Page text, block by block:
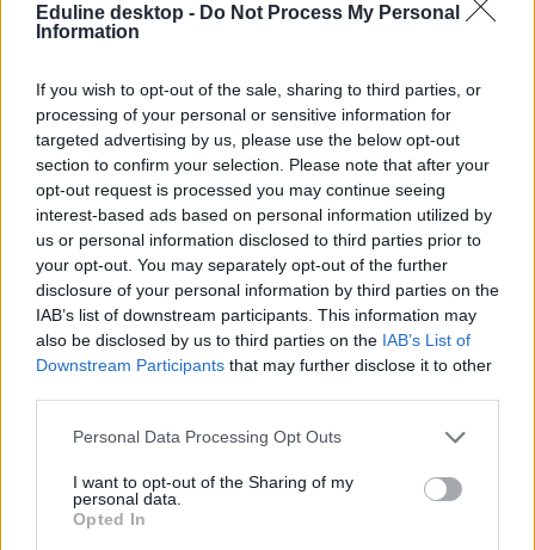
Eduline desktop - Do Not Process My Personal
Information
If you wish to opt-out of the sale, sharing to third parties, or
processing of your personal or sensitive information for
targeted advertising by us, please use the below opt-out
section to confirm your selection. Please note that after your
opt-out request is processed you may continue seeing
interest-based ads based on personal information utilized by
us or personal information disclosed to third parties prior to
your opt-out. You may separately opt-out of the further
disclosure of your personal information by third parties on the
IAB’s list of downstream participants. This information may
also be disclosed by us to third parties on the IAB’s List of
Downstream Participants that may further disclose it to other
Personal Data Processing Opt Outs
I want to opt-out of the Sharing of my
personal data.
Opted In
néhány pontszámítási szabály. Íme, így kalkulálhattok a
pontjaitokkal, ha alap- vagy osztatlan szakra
végzősök vagytok, gondoljátok át, milyen jegyekre
számíthattok év végén, és azzal számoljatok - ha
változnak az eredmények, májusban újra kalkulálnotok
kell).
algoritmus
sorrend
sorrendmódosítás
jelentkezési statisztika
felvételi 2017
belföld
Hozzászólások